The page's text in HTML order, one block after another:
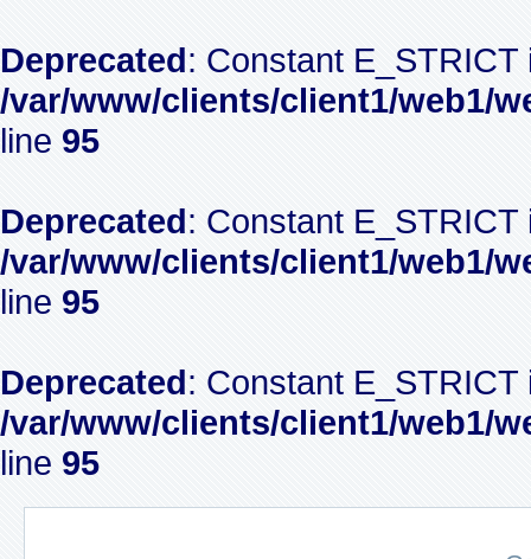
Deprecated: Constant
/var/www/clients/client1/web1/
line 95
Deprecated: Constant
/var/www/clients/client1/web1/
line 95
Deprecated: Constant
/var/www/clients/client1/web1/
line 95